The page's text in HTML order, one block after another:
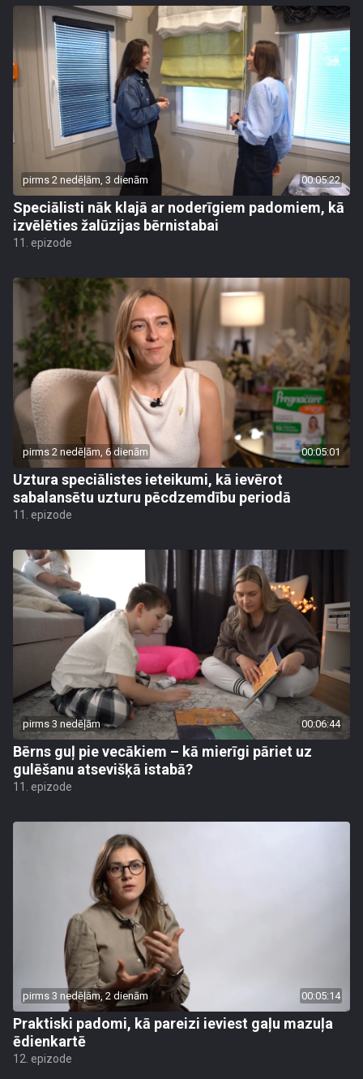
pirms 2 nedēļām, 3 dienām 00:05:22
Speciālisti nāk klajā ar noderīgiem padomiem, kā
izvēlēties žalūzijas bērnistabai
11. epizode
pirms 2 nedēļām, 6 dienām 00:05:01
Uztura speciālistes ieteikumi, kā ievērot
sabalansētu uzturu pēcdzemdību periodā
11. epizode
pirms 3 nedēļām 00:06:44
Bērns guļ pie vecākiem – kā mierīgi pāriet uz
gulēšanu atsevišķā istabā?
11. epizode
pirms 3 nedēļām, 2 dienām 00:05:14
Praktiski padomi, kā pareizi ieviest gaļu mazuļa
ēdienkartē
12. epizode